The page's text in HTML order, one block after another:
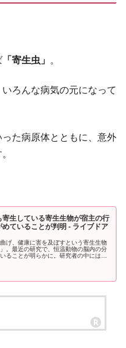
「寄生虫」 。
ろんな病気の元になって
た病原体とともに、意外
寄生している寄生生物が宿主の行
ていることが判明 - ライブドア
げ、健康に害を及ぼすという寄生生物
」。最近の研究で、恒温動物の脳内の分
ることが明らかに。研究者の中には、